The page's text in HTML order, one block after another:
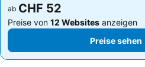
ab CHF 52
Preise von 12 Websitesanzeigen
Preise
ab CHF 52
Preise von 12 Websites anzeigen
Preise sehen